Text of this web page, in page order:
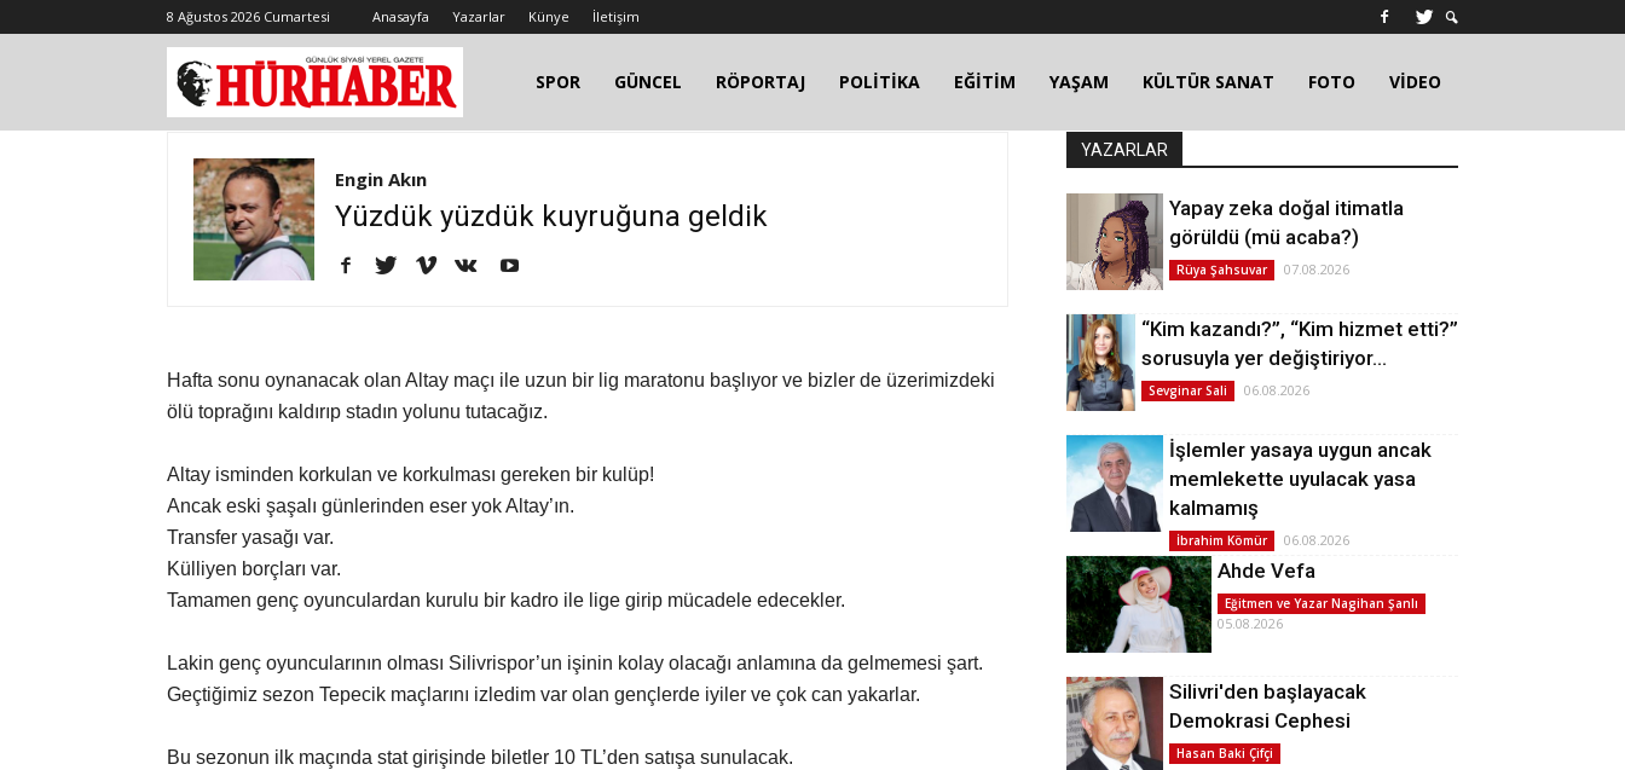
8 Ağustos 2026 Cumartesi Anasayfa Yazarlar Künye İletişim
SPOR GÜNCEL RÖPORTAJ POLİTİKA EĞİTİM YAŞAM KÜLTÜR SANAT FOTO VİDEO
Engin Akın
Yüzdük yüzdük kuyruğuna geldik
Hafta sonu oynanacak olan Altay maçı ile uzun bir lig maratonu başlıyor ve bizler de üzerimizdeki
ölü toprağını kaldırıp stadın yolunu tutacağız.
Altay isminden korkulan ve korkulması gereken bir kulüp!
Ancak eski şaşalı günlerinden eser yok Altay’ın.
Transfer yasağı var.
Külliyen borçları var.
Tamamen genç oyunculardan kurulu bir kadro ile lige girip mücadele edecekler.
Lakin genç oyuncularının olması Silivrispor’un işinin kolay olacağı anlamına da gelmemesi şart.
Geçtiğimiz sezon Tepecik maçlarını izledim var olan gençlerde iyiler ve çok can yakarlar.
Bu sezonun ilk maçında stat girişinde biletler 10 TL’den satışa sunulacak.
YAZARLAR
Yapay zeka doğal itimatla
görüldü (mü acaba?)
Rüya Şahsuvar 07.08.2026
“Kim kazandı?”, “Kim hizmet etti?”
sorusuyla yer değiştiriyor…
Sevginar Sali 06.08.2026
İşlemler yasaya uygun ancak
memlekette uyulacak yasa
kalmamış
İbrahim Kömür 06.08.2026
Ahde Vefa
Eğitmen ve Yazar Nagihan Şanlı
05.08.2026
Silivri'den başlayacak
Demokrasi Cephesi
Hasan Baki Çifçi